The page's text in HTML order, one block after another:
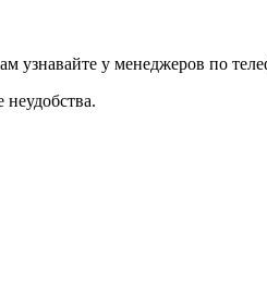
у менеджеров по